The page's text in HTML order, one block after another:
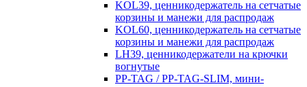
KOL39, ценникодержатель на сетчатые
корзины и манежи для распродаж
KOL60, ценникодержатель на сетчатые
корзины и манежи для распродаж
LH39, ценникодержатели на крючки
вогнутые
PP-TAG / PP-TAG-SLIM, мини-